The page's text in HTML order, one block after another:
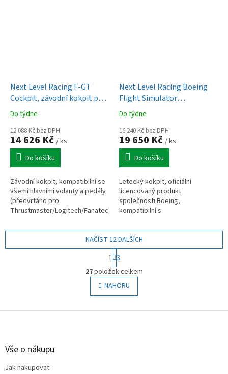
Next Level Racing F-GT
Cockpit, závodní kokpit pro
F1 nebo GT
Do týdne
12 088 Kč bez DPH
14 626 Kč / ks
Do košíku
Závodní kokpit, kompatibilní se
všemi hlavními volanty a pedály
(předvrtáno pro
Thrustmaster/Logitech/Fanatec),
řazení a polohy pedálů
Next Level Racing Boeing
Flight Simulator
Commercial, letecký kokpit
Do týdne
16 240 Kč bez DPH
19 650 Kč / ks
Do košíku
Letecký kokpit, oficiální
licencovaný produkt
společnosti Boeing,
kompatibilní s
Fly/Crosswind a dalšími
značkami leteckého...
O
v
l
á
NAČÍST 12 DALŠÍCH
S
t
r
á
n
k
v
1 3
27položek celkem
NAHORU
Z
Vše o nákupu
Jak nakupovat